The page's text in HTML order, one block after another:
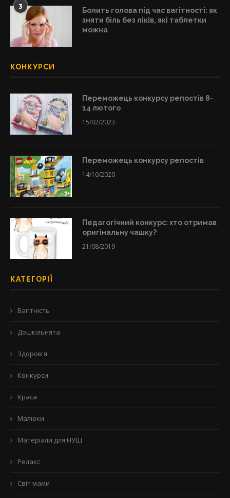
3
Болить голова під час вагітності: як
зняти біль без ліків, які таблетки
можна
КОНКУРСИ
Переможець конкурсу репостів 8-
14 лютого
15/02/2023
Переможець конкурсу репостів
14/10/2020
Педагогічний конкурс: хто отримав
оригінальну чашку?
21/08/2019
КАТЕГОРІЇ
Вагітність
Дошкільнята
Здоров'я
Конкурси
Краса
Малюки
Матеріали для НУШ
Релакс
Світ мами